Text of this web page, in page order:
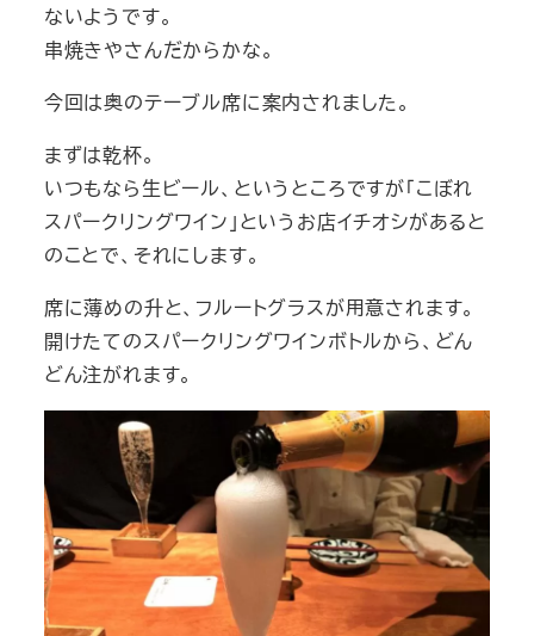
ないようです。
串焼きやさんだからかな。
今回は奥のテーブル席に案内されました。
まずは乾杯。
いつもなら生ビール、というところですが「こぼれ
スパークリングワイン」というお店イチオシがあると
のことで、それにします。
席に薄めの升と、フルートグラスが用意されます。
開けたてのスパークリングワインボトルから、どん
どん注がれます。